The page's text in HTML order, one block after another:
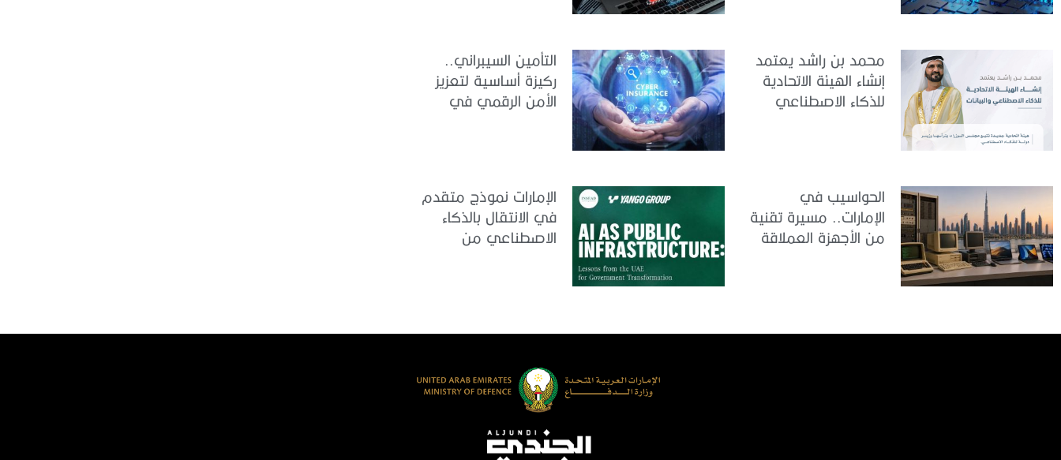
محمد بن راشد يعتمد
إنشاء الهيئة الاتحادية
للذكاء الاصطناعي
التأمين السيبراني..
ركيزة أساسية لتعزيز
الأمن الرقمي في
الحواسيب في
الإمارات.. مسيرة تقنية
من الأجهزة العملاقة
الإمارات نموذج متقدم
في الانتقال بالذكاء
الاصطناعي من